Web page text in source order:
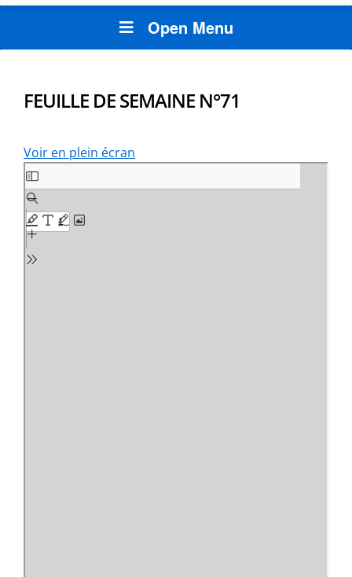
Open Menu
FEUILLE DE SEMAINE N°71
Voir en plein écran
Aller
au
contenu
PDF